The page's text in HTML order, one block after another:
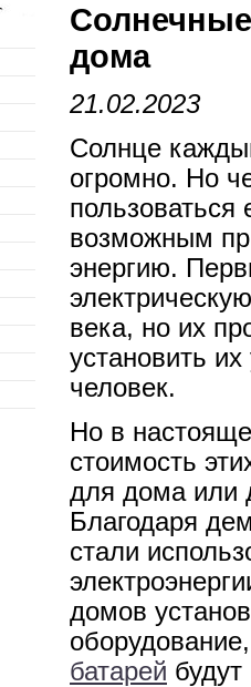
дома
21.02.2023
Солнце
огромно. Но
возможным
энергию.
века, но их
установить
человек.
Но в
стоимость
для дома или
Благодаря
стали
домов
батарей